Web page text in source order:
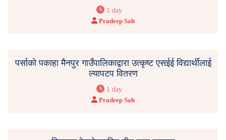
1 day
Pradeep Sah
पर्साको पकाहा मैनपुर गाउँपालिकाद्वारा उत्कृष्ट एसईई विद्यार्थीलाई
ल्यापटप वितरण
1 day
Pradeep Sah